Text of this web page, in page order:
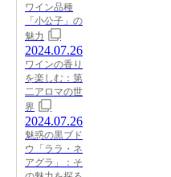
ワイン品種
「小公子」の
魅力
2024.07.26
ワインの香り
を楽しむ：第
二アロマの世
界
2024.07.26
魅惑の黒ブド
ウ「ララ・ネ
アグラ」：そ